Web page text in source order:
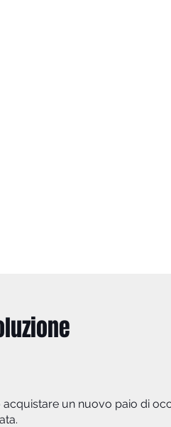
un nuovo paio di